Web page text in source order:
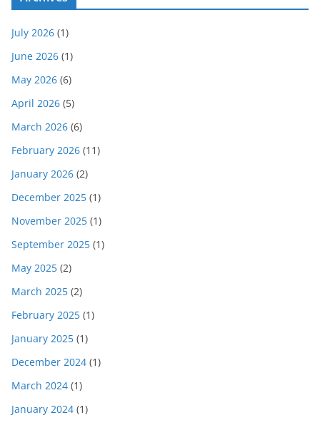
July 2026 (1)
June 2026 (1)
May 2026 (6)
April 2026 (5)
March 2026 (6)
February 2026 (11)
January 2026 (2)
December 2025 (1)
November 2025 (1)
September 2025 (1)
May 2025 (2)
March 2025 (2)
February 2025 (1)
January 2025 (1)
December 2024 (1)
March 2024 (1)
January 2024 (1)